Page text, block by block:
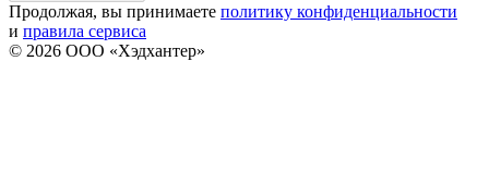
Продолжая, вы принимаете политику конфиденциальности
и правила сервиса
© 2026 ООО «Хэдхантер»